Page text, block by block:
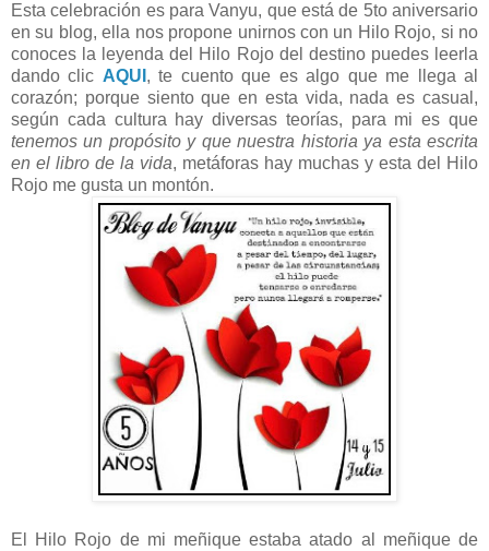
Esta celebración es para Vanyu, que está de 5to aniversario
en su blog, ella nos propone unirnos con un Hilo Rojo, si no
conoces la leyenda del Hilo Rojo del destino puedes leerla
dando clic AQUI , te cuento que es algo que me llega al
corazón; porque siento que en esta vida, nada es casual,
según cada cultura hay diversas teorías, para mi es que
tenemos un propósito y que nuestra historia ya esta escrita
en el libro de la vida, metáforas hay muchas y esta del Hilo
Rojo me gusta un montón.
El Hilo Rojo de mi meñique estaba atado al meñique de